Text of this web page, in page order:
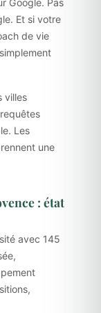
Google. Pas
Et si votre
de vie
villes
Les
une
: état
avec 145